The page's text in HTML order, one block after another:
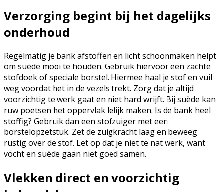
Verzorging begint bij het dagelijks
onderhoud
Regelmatig je bank afstoffen en licht schoonmaken helpt
om suède mooi te houden. Gebruik hiervoor een zachte
stofdoek of speciale borstel. Hiermee haal je stof en vuil
weg voordat het in de vezels trekt. Zorg dat je altijd
voorzichtig te werk gaat en niet hard wrijft. Bij suède kan
ruw poetsen het oppervlak lelijk maken. Is de bank heel
stoffig? Gebruik dan een stofzuiger met een
borstelopzetstuk. Zet de zuigkracht laag en beweeg
rustig over de stof. Let op dat je niet te nat werk, want
vocht en suède gaan niet goed samen.
Vlekken direct en voorzichtig